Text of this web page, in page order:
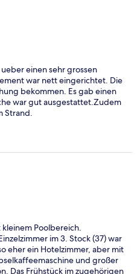
einen sehr grossen
war nett eingerichtet. Die
bekommen. Es gab einen
war gut ausgestattet.Zudem
Strand.
Poolbereich.
im 3. Stock (37) war
eher ein Hotelzimmer, aber mit
und großer
Das Frühstück im zugehörigen